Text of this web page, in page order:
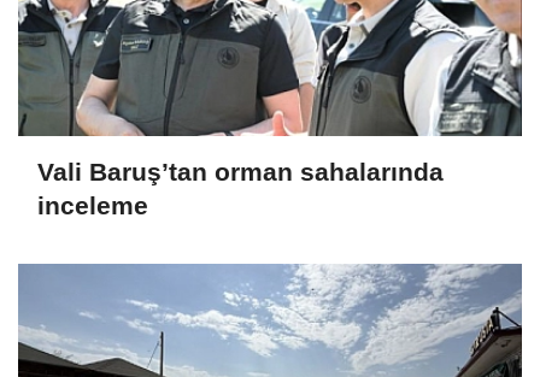
Vali Baruş’tan orman sahalarında
inceleme